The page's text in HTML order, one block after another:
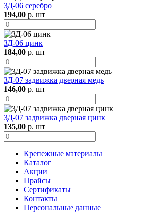
ЗД-06 серебро
194,00 р. шт
ЗД-06 цинк
184,00 р. шт
ЗД-07 задвижка дверная медь
146,00 р. шт
ЗД-07 задвижка дверная цинк
135,00 р. шт
Крепежные материалы
Каталог
Акции
Прайсы
Сертификаты
Контакты
Персональные данные